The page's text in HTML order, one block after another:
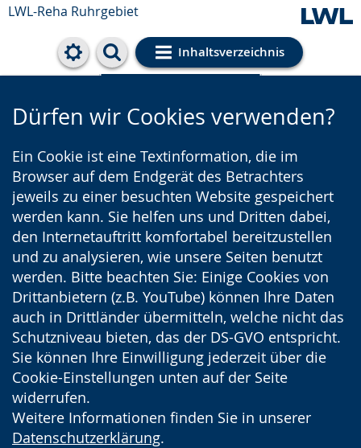
LWL-Reha Ruhrgebiet
Inhaltsverzeichnis
Cookie-Einstellungen
Dürfen wir Cookies verwenden?
Ein Cookie ist eine Textinformation, die im
Browser auf dem Endgerät des Betrachters
jeweils zu einer besuchten Website gespeichert
werden kann. Sie helfen uns und Dritten dabei,
den Internetauftritt komfortabel bereitzustellen
und zu analysieren, wie unsere Seiten benutzt
werden. Bitte beachten Sie: Einige Cookies von
Drittanbietern (z.B. YouTube) können Ihre Daten
auch in Drittländer übermitteln, welche nicht das
Schutzniveau bieten, das der DS-GVO entspricht.
Sie können Ihre Einwilligung jederzeit über die
Cookie-Einstellungen unten auf der Seite
widerrufen.
Weitere Informationen finden Sie in unserer
Datenschutzerklärung.